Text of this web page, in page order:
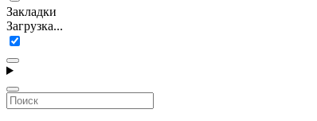
Закладки
Загрузка...